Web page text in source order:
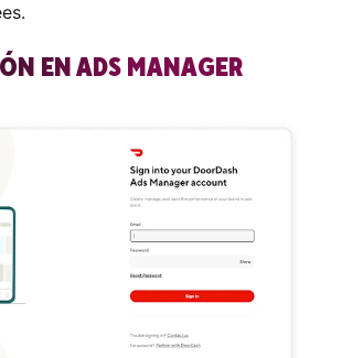
EN ADS MANAGER